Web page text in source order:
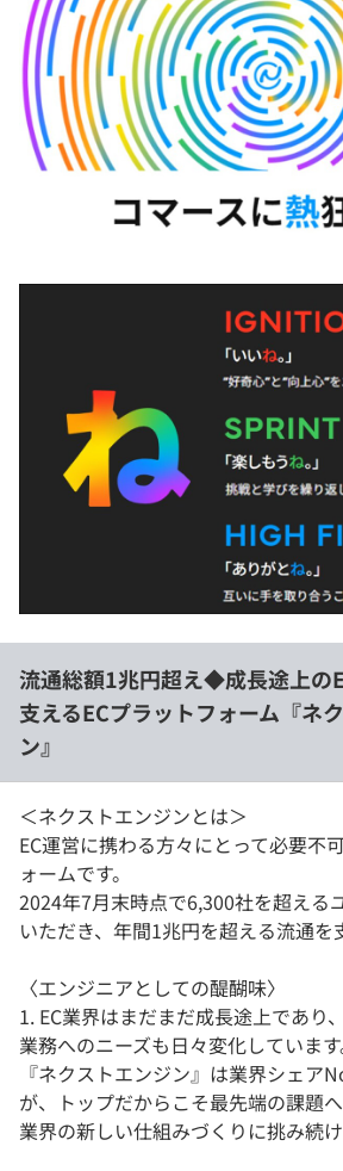
流通総額1兆円超え◆成長途上の
支えるECプラットフォーム『ネ
ン』
＜ネクストエンジンとは＞
EC運営に携わる方々にとって必要不
ォームです。
2024年7月末時点で6,300社を超える
いただき、年間1兆円を超える流通を
〈エンジニアとしての醍醐味〉
1. EC業界はまだまだ成長途上であり
業務へのニーズも日々変化しています
『ネクストエンジン』は業界シェア
が、トップだからこそ最先端の課題
業界の新しい仕組みづくりに挑み続け